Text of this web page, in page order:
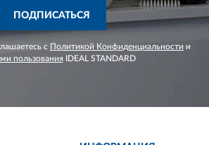
ПОДПИСАТЬСЯ
с Политикой Конфиденциальности и
пользования IDEAL STANDARD